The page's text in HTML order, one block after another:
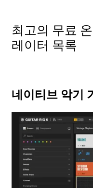
최고의 무료
레이터 목록
네이티브 악기